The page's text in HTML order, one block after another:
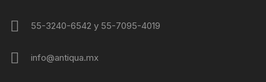
55-3240-6542 y 55-7095-4019
info@antiqua.mx